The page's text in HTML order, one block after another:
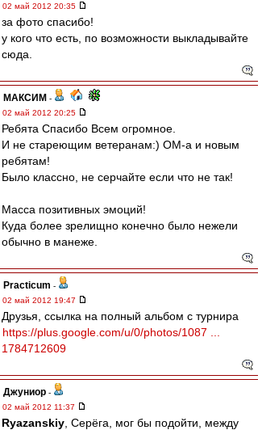
02 май 2012 20:35
за фото спасибо!
у кого что есть, по возможности выкладывайте
сюда.
МАКСИМ -
02 май 2012 20:25
Ребята Спасибо Всем огромное.
И не стареющим ветеранам:) ОМ-а и новым
ребятам!
Было классно, не серчайте если что не так!
Масса позитивных эмоций!
Куда более зрелищно конечно было нежели
обычно в манеже.
Practicum -
02 май 2012 19:47
Друзья, ссылка на полный альбом с турнира
https://plus.google.com/u/0/photos/1087 ...
1784712609
Джуниор -
02 май 2012 11:37
Ryazanskiy , Серёга, мог бы подойти, между